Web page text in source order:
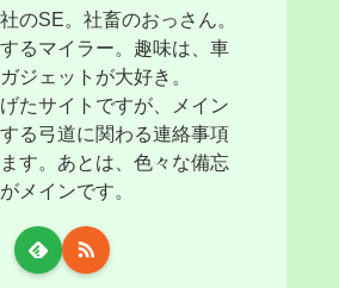
のSE。社畜のおっさん。
るマイラー。趣味は、車
ジェットが大好き。
たサイトですが、メイン
る弓道に関わる連絡事項
す。あとは、色々な備忘
メインです。